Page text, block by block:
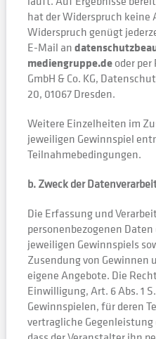
hat der Widerspruch keine
Widerspruch genügt
E-Mail an
mediengruppe.deoder per
GmbH & Co. KG,
20, 01067 Dresden.
Weitere Einzelheiten im
jeweiligen Gewinnspiel
Teilnahmebedingungen.
b. Zweck der
Die Erfassung und
personenbezogenen
jeweiligen Gewinnspiels
Zusendung von Gewinnen
eigene Angebote. Die
Einwilligung, Art. 6 Abs. 1
Gewinnspielen, für deren
vertragliche